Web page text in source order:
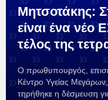
Μητσοτάκης:
είναι ένα νέο
τέλος της
Ο πρωθυπουργός,
Κέντρο Υγείας
τηρήθηκε η δέσμευση